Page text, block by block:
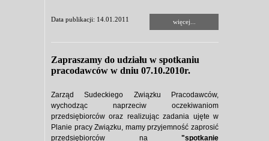
Data publikacji: 14.01.2011 więcej...
Zapraszamy do udziału w spotkaniu
pracodawców w dniu 07.10.2010r.
Zarząd Sudeckiego Związku Pracodawców,
wychodząc naprzeciw oczekiwaniom
przedsiębiorców oraz realizując zadania ujęte w
Planie pracy Związku, mamy przyjemność zaprosić
przedsiębiorców na "spotkanie